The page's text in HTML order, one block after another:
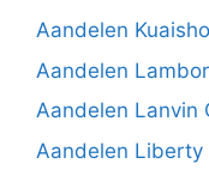
Aandelen
Aandelen
Aandelen Lanvin
Aandelen Liberty